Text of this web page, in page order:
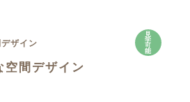
見
学
可
能
空間デザイン